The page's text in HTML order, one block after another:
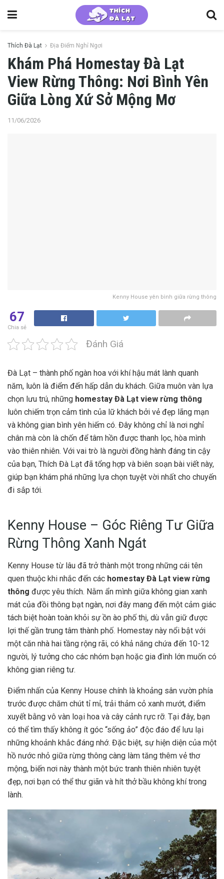
Thích Đà Lạt Địa Điểm Nghỉ Ngơi
Khám Phá Homestay Đà Lạt
View Rừng Thông: Nơi Bình Yên
Giữa Lòng Xứ Sở Mộng Mơ
11/06/2026
Kenny House yên bình giữa rừng thông
67
Chia sẻ
Đánh Giá
Đà Lạt – thành phố ngàn hoa với khí hậu mát lành quanh
năm, luôn là điểm đến hấp dẫn du khách. Giữa muôn vàn lựa
chọn lưu trú, những homestay Đà Lạt view rừng thông
luôn chiếm trọn cảm tình của lữ khách bởi vẻ đẹp lãng mạn
và không gian bình yên hiếm có. Đây không chỉ là nơi nghỉ
chân mà còn là chốn để tâm hồn được thanh lọc, hòa mình
vào thiên nhiên. Với vai trò là người đồng hành đáng tin cậy
của bạn, Thích Đà Lạt đã tổng hợp và biên soạn bài viết này,
giúp bạn khám phá những lựa chọn tuyệt vời nhất cho chuyến
đi sắp tới.
Kenny House – Góc Riêng Tư Giữa
Rừng Thông Xanh Ngát
Kenny House từ lâu đã trở thành một trong những cái tên
quen thuộc khi nhắc đến các homestay Đà Lạt view rừng
thông được yêu thích. Nằm ẩn mình giữa không gian xanh
mát của đồi thông bạt ngàn, nơi đây mang đến một cảm giác
tách biệt hoàn toàn khỏi sự ồn ào phố thị, dù vẫn giữ được
lợi thế gần trung tâm thành phố. Homestay này nổi bật với
một căn nhà hai tầng rộng rãi, có khả năng chứa đến 10-12
người, lý tưởng cho các nhóm bạn hoặc gia đình lớn muốn có
không gian riêng tư.
Điểm nhấn của Kenny House chính là khoảng sân vườn phía
trước được chăm chút tỉ mỉ, trải thảm cỏ xanh mướt, điểm
xuyết bằng vô vàn loại hoa và cây cảnh rực rỡ. Tại đây, bạn
có thể tìm thấy không ít góc “sống ảo” độc đáo để lưu lại
những khoảnh khắc đáng nhớ. Đặc biệt, sự hiện diện của một
hồ nước nhỏ giữa rừng thông càng làm tăng thêm vẻ thơ
mộng, biến nơi này thành một bức tranh thiên nhiên tuyệt
đẹp, nơi bạn có thể thư giãn và hít thở bầu không khí trong
lành.